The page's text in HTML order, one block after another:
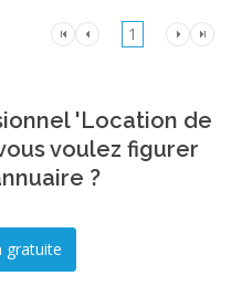
1
'Location de
voulez figurer
?